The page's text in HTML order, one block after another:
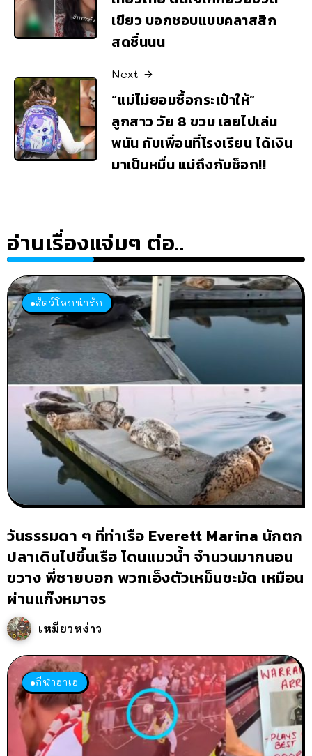
เขียว บอกชอบแบบคลาสสิก
สดชื่นนน
Next
“แม่ไม่ยอมซื้อกระเป๋าให้”
ลูกสาว วัย 8 ขวบ เลยไปเล่น
พนัน กับเพื่อนที่โรงเรียน ได้เงิน
มาเป็นหมื่น แม่ถึงกับช็อก!!
อ่านเรื่องแจ่มๆ ต่อ..
สัตว์โลกน่ารัก
วันธรรมดา ๆ ที่ท่าเรือ Everett Marina นักตก
ปลาเดินไปขึ้นเรือ โดนแมวน้ำ จำนวนมากนอน
ขวาง พี่ชายบอก พวกเอ็งตัวเหม็นชะมัด เหมือน
ผ่านแก๊งหมาจร
เหมียวหง่าว
กีฬาฮาเฮ